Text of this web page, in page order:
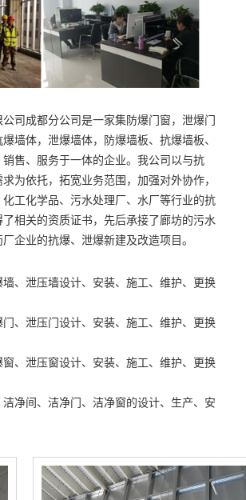
司成都分公司是一家集防爆门窗，泄爆门
墙体，泄爆墙体，防爆墙板、抗爆墙板、
售、服务于一体的企业。我公司以与抗
为依托，拓宽业务范围，加强对外协作，
工化学品、污水处理厂、水厂等行业的抗
相关的资质证书，先后承接了廊坊的污水
企业的抗爆、泄爆新建及改造项目。
、泄压墙设计、安装、施工、维护、更换
、泄压门设计、安装、施工、维护、更换
、泄压窗设计、安装、施工、维护、更换
净间、洁净门、洁净窗的设计、生产、安